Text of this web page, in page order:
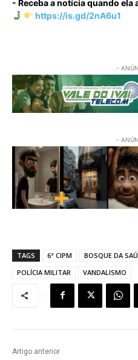
- Receba a notícia quando
https://is.gd/2nA6u1
-
-
TAGS 6ª CIPM BOSQUE DA
POLÍCIA MILITAR
VANDALISMO
Artigo anterior